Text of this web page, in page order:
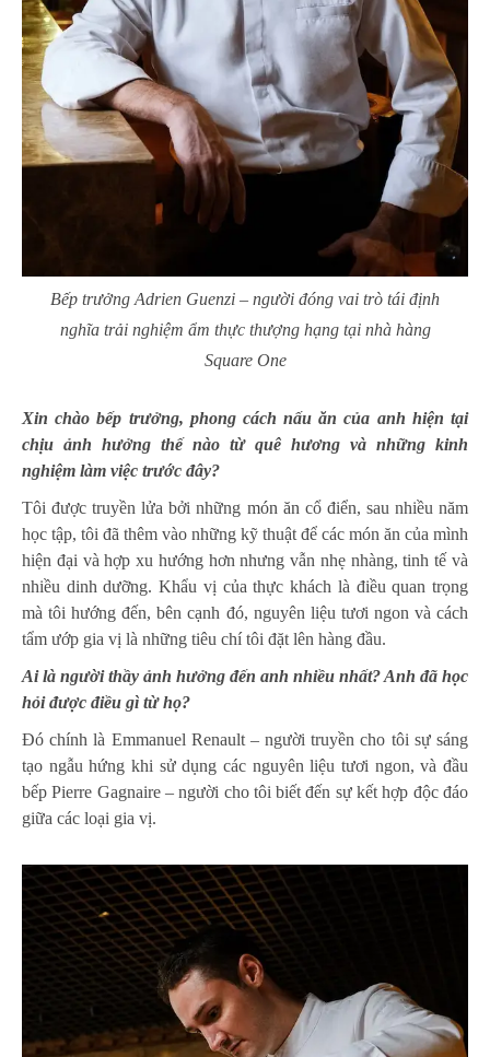
Bếp trưởng Adrien Guenzi – người đóng vai trò tái định
nghĩa trải nghiệm ẩm thực thượng hạng tại nhà hàng
Square One
Xin chào bếp trưởng, phong cách nấu ăn của anh hiện tại
chịu ảnh hưởng thế nào từ quê hương và những kinh
nghiệm làm việc trước đây?
Tôi được truyền lửa bởi những món ăn cổ điển, sau nhiều năm
học tập, tôi đã thêm vào những kỹ thuật để các món ăn của mình
hiện đại và hợp xu hướng hơn nhưng vẫn nhẹ nhàng, tinh tế và
nhiều dinh dưỡng. Khẩu vị của thực khách là điều quan trọng
mà tôi hướng đến, bên cạnh đó, nguyên liệu tươi ngon và cách
tẩm ướp gia vị là những tiêu chí tôi đặt lên hàng đầu.
Ai là người thầy ảnh hưởng đến anh nhiều nhất? Anh đã học
hỏi được điều gì từ họ?
Đó chính là Emmanuel Renault – người truyền cho tôi sự sáng
tạo ngẫu hứng khi sử dụng các nguyên liệu tươi ngon, và đầu
bếp Pierre Gagnaire – người cho tôi biết đến sự kết hợp độc đáo
giữa các loại gia vị.